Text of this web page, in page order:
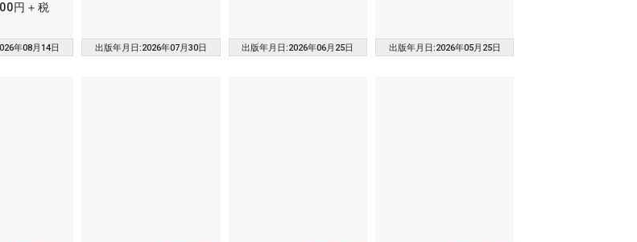
円＋税
年08月14日 出版年月日:2026年07月30日 出版年月日:2026年06月25日 出版年月日:2026年05月25日